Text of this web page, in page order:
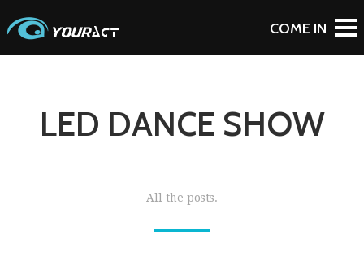
LED DANCE SHOW
All the posts.